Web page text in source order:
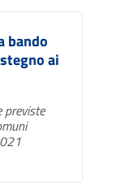
bando
ai
previste